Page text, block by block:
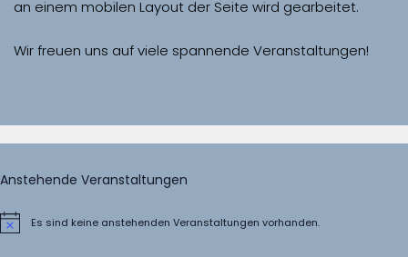
Wir freuen uns auf viele spannende Veranstaltungen!
Anstehende Veranstaltungen
HinweisEs sind keine anstehenden Veranstaltungen vorhanden.